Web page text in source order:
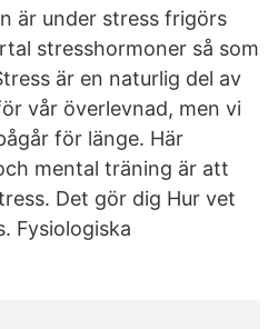
är under stress frigörs
stresshormoner så som
är en naturlig del av
vår överlevnad, men vi
för länge. Här
mental träning är att
Det gör dig Hur vet
Fysiologiska